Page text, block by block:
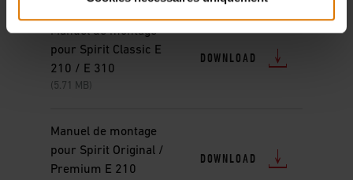
Manuel de montage
pour Spirit Classic E
210 / E 310
(5.71 MB)
DOWNLOAD
Manuel de montage
pour Spirit Original /
Premium E 210
DOWNLOAD